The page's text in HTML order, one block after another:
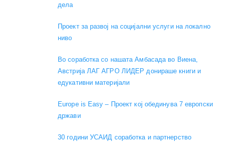
дела
Проект за развој на социјални услуги на локално
ниво
Во соработка со нашата Амбасада во Виена,
Австрија ЛАГ АГРО ЛИДЕР донираше книги и
едукативни материјали
Europe is Easy – Проект кој обединува 7 европски
држави
30 години УСАИД соработка и партнерство